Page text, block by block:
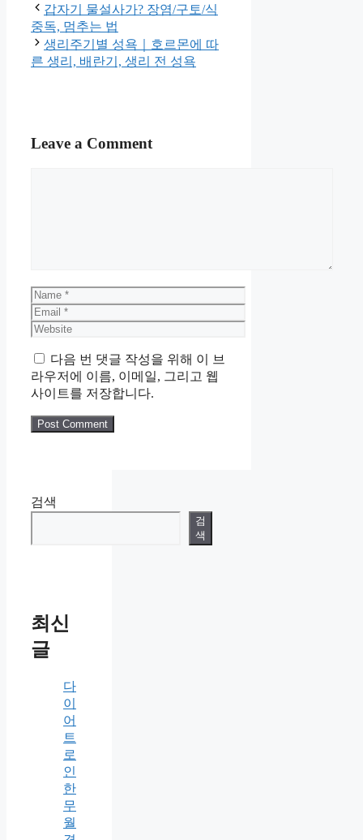
갑자기 물설사가? 장염/구토/식
중독, 멈추는 법
생리주기별 성욕｜호르몬에 따
른 생리, 배란기, 생리 전 성욕
Leave a Comment
Name
Email
Website
다음 번 댓글 작성을 위해 이 브
라우저에 이름, 이메일, 그리고 웹
사이트를 저장합니다.
검색
검
색
최신
글
다
이
어
트
로
인
한
무
월